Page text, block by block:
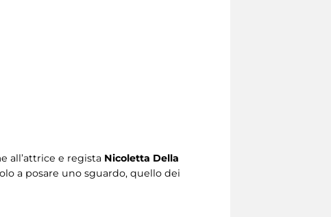
all’attrice e regista Nicoletta Della
a posare uno sguardo, quello dei